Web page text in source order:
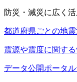
防災・減災に広く
都道府県ごとの地
震源や震度に関する
データ公開ポータル